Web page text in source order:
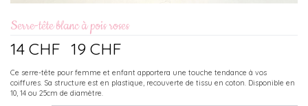
Serre-tête blanc à pois roses
14 CHF 19 CHF
Ce serre-tête pour femme et enfant apportera une touche tendance à vos
coiffures. Sa structure est en plastique, recouverte de tissu en coton. Disponible en
10, 14 ou 25cm de diamètre.